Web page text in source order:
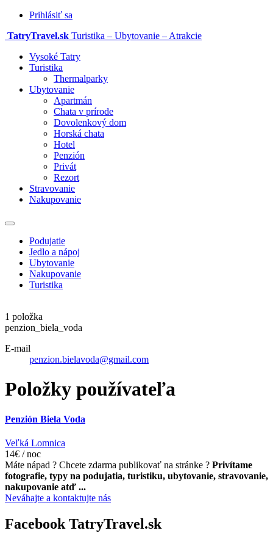
Prihlásiť sa
TatryTravel.sk Turistika – Ubytovanie – Atrakcie
Vysoké Tatry
Turistika
Thermalparky
Ubytovanie
Apartmán
Chata v prírode
Dovolenkový dom
Horská chata
Hotel
Penzión
Privát
Rezort
Stravovanie
Nakupovanie
Prepnúť
navigáciuPodujatie
Jedlo a nápoj
Ubytovanie
Nakupovanie
Turistika
1 položka
penzion_biela_voda
E-mail
penzion.bielavoda@gmail.com
Položky používateľa
Penzión Biela Voda
Veľká Lomnica
14€ / noc
Máte nápad ? Chcete zdarma publikovať na stránke ? Privítame
fotografie, typy na podujatia, turistiku, ubytovanie, stravovanie,
nakupovanie atď ...
Neváhajte a kontaktujte nás
Facebook TatryTravel.sk